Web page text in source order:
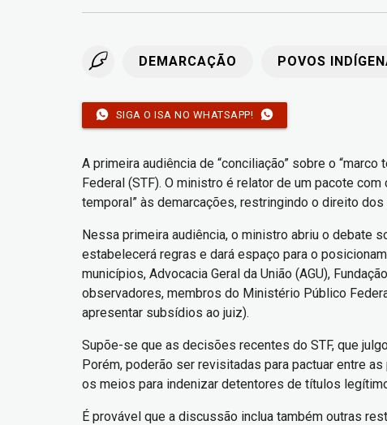
DEMARCAÇÃO POVOS
SIGA O ISA NO WHATSAPP!
A primeira audiência de “conciliação” sobre o
Federal (STF). O ministro é relator de um pacote
temporal” às demarcações, restringindo o direito
Nessa primeira audiência, o ministro abriu o debate
estabelecerá regras e dará espaço para o
municípios, Advocacia Geral da União (AGU),
observadores, membros do Ministério Público
apresentar subsídios ao juiz).
Supõe-se que as decisões recentes do STF, que
Porém, poderão ser revisitadas para pactuar entre
os meios para indenizar detentores de títulos
É provável que a discussão inclua também outras